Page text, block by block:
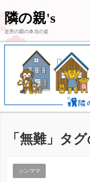
隣の親's
近所の親の本当の姿
「無難」タ
シンママ